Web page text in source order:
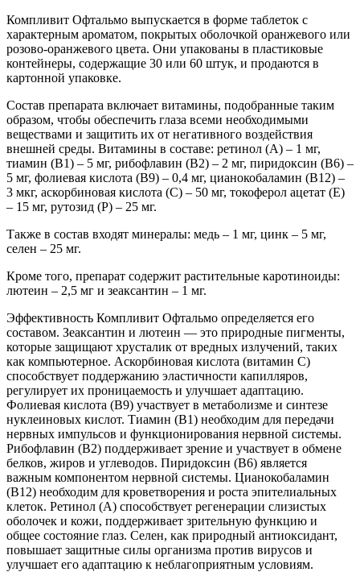
Компливит Офтальмо выпускается в форме таблеток с
характерным ароматом, покрытых оболочкой оранжевого или
розово-оранжевого цвета. Они упакованы в пластиковые
контейнеры, содержащие 30 или 60 штук, и продаются в
картонной упаковке.
Состав препарата включает витамины, подобранные таким
образом, чтобы обеспечить глаза всеми необходимыми
веществами и защитить их от негативного воздействия
внешней среды. Витамины в составе: ретинол (А) – 1 мг,
тиамин (В1) – 5 мг, рибофлавин (В2) – 2 мг, пиридоксин (В6) –
5 мг, фолиевая кислота (В9) – 0,4 мг, цианокобаламин (В12) –
3 мкг, аскорбиновая кислота (С) – 50 мг, токоферол ацетат (Е)
– 15 мг, рутозид (Р) – 25 мг.
Также в состав входят минералы: медь – 1 мг, цинк – 5 мг,
селен – 25 мг.
Кроме того, препарат содержит растительные каротиноиды:
лютеин – 2,5 мг и зеаксантин – 1 мг.
Эффективность Компливит Офтальмо определяется его
составом. Зеаксантин и лютеин — это природные пигменты,
которые защищают хрусталик от вредных излучений, таких
как компьютерное. Аскорбиновая кислота (витамин C)
способствует поддержанию эластичности капилляров,
регулирует их проницаемость и улучшает адаптацию.
Фолиевая кислота (B9) участвует в метаболизме и синтезе
нуклеиновых кислот. Тиамин (B1) необходим для передачи
нервных импульсов и функционирования нервной системы.
Рибофлавин (B2) поддерживает зрение и участвует в обмене
белков, жиров и углеводов. Пиридоксин (B6) является
важным компонентом нервной системы. Цианокобаламин
(В12) необходим для кроветворения и роста эпителиальных
клеток. Ретинол (А) способствует регенерации слизистых
оболочек и кожи, поддерживает зрительную функцию и
общее состояние глаз. Селен, как природный антиоксидант,
повышает защитные силы организма против вирусов и
улучшает его адаптацию к неблагоприятным условиям.